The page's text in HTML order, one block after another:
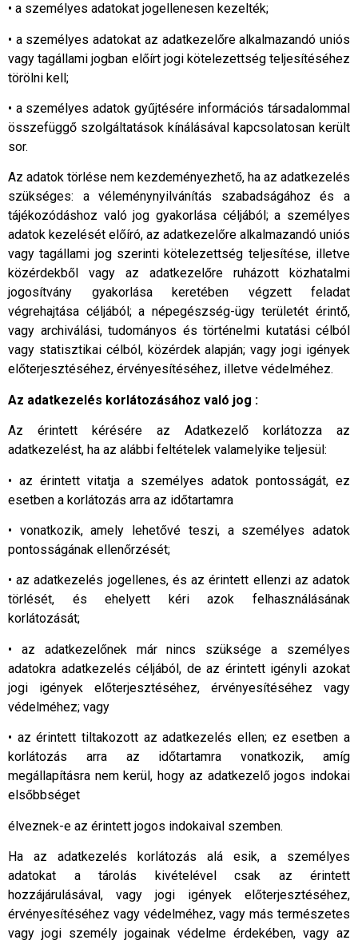
• a személyes adatokat jogellenesen kezelték;
• a személyes adatokat az adatkezelőre alkalmazandó uniós
vagy tagállami jogban előírt jogi kötelezettség teljesítéséhez
törölni kell;
• a személyes adatok gyűjtésére információs társadalommal
összefüggő szolgáltatások kínálásával kapcsolatosan került
sor.
Az adatok törlése nem kezdeményezhető, ha az adatkezelés
szükséges: a véleménynyilvánítás szabadságához és a
tájékozódáshoz való jog gyakorlása céljából; a személyes
adatok kezelését előíró, az adatkezelőre alkalmazandó uniós
vagy tagállami jog szerinti kötelezettség teljesítése, illetve
közérdekből vagy az adatkezelőre ruházott közhatalmi
jogosítvány gyakorlása keretében végzett feladat
végrehajtása céljából; a népegészség-ügy területét érintő,
vagy archiválási, tudományos és történelmi kutatási célból
vagy statisztikai célból, közérdek alapján; vagy jogi igények
előterjesztéséhez, érvényesítéséhez, illetve védelméhez.
Az adatkezelés korlátozásához való jog :
Az érintett kérésére az Adatkezelő korlátozza az
adatkezelést, ha az alábbi feltételek valamelyike teljesül:
• az érintett vitatja a személyes adatok pontosságát, ez
esetben a korlátozás arra az időtartamra
• vonatkozik, amely lehetővé teszi, a személyes adatok
pontosságának ellenőrzését;
• az adatkezelés jogellenes, és az érintett ellenzi az adatok
törlését, és ehelyett kéri azok felhasználásának
korlátozását;
• az adatkezelőnek már nincs szüksége a személyes
adatokra adatkezelés céljából, de az érintett igényli azokat
jogi igények előterjesztéséhez, érvényesítéséhez vagy
védelméhez; vagy
• az érintett tiltakozott az adatkezelés ellen; ez esetben a
korlátozás arra az időtartamra vonatkozik, amíg
megállapításra nem kerül, hogy az adatkezelő jogos indokai
elsőbbséget
élveznek-e az érintett jogos indokaival szemben.
Ha az adatkezelés korlátozás alá esik, a személyes
adatokat a tárolás kivételével csak az érintett
hozzájárulásával, vagy jogi igények előterjesztéséhez,
érvényesítéséhez vagy védelméhez, vagy más természetes
vagy jogi személy jogainak védelme érdekében, vagy az